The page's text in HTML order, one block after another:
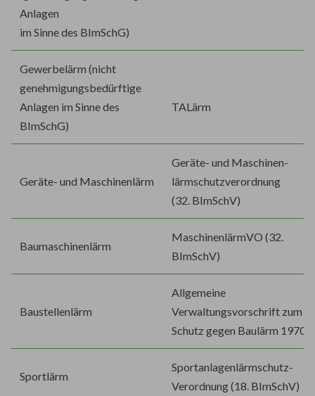
Anlagen
im Sinne des BImSchG)
Gewerbelärm (nicht
genehmigungsbedürftige
Anlagen im Sinne des
BImSchG)
TALärm
Geräte- und Maschinenlärm
Geräte- und Maschinen-
lärmschutzverordnung
(32. BImSchV)
Baumaschinenlärm
MaschinenlärmVO (32.
BImSchV)
Baustellenlärm
Allgemeine
Verwaltungsvorschrift zum
Schutz gegen Baulärm 1970
Sportlärm
Sportanlagenlärmschutz-
Verordnung (18. BImSchV)